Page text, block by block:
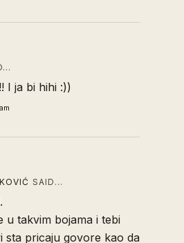
I ja bi hihi :))
SAID…
u takvim bojama i tebi
sta pricaju govore kao da